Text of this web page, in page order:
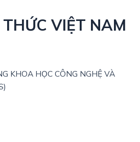
VIỆT NAM
KHOA HỌC CÔNG NGHỆ VÀ